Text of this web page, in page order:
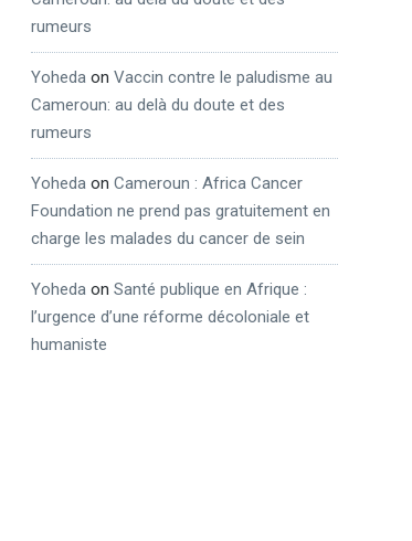
rumeurs
Yoheda on Vaccin contre le paludisme au
Cameroun: au delà du doute et des
rumeurs
Yoheda on Cameroun : Africa Cancer
Foundation ne prend pas gratuitement en
charge les malades du cancer de sein
Yoheda on Santé publique en Afrique :
l’urgence d’une réforme décoloniale et
humaniste